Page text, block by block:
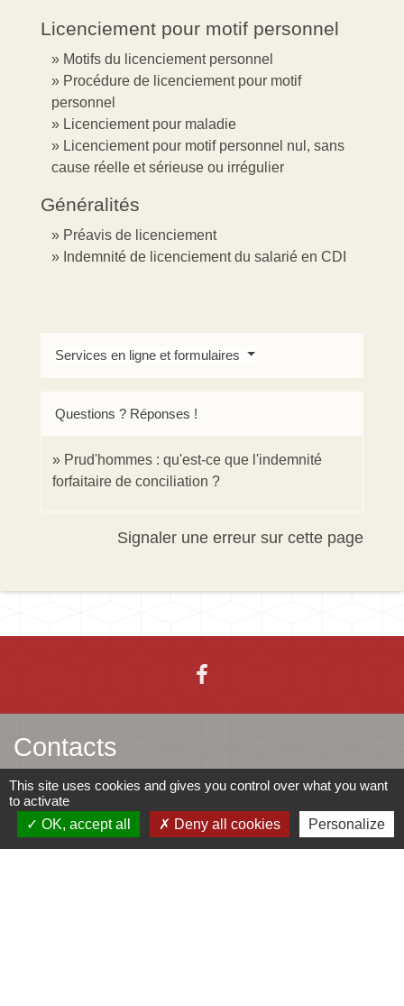
Licenciement pour motif personnel
Motifs du licenciement personnel
Procédure de licenciement pour motif
personnel
Licenciement pour maladie
Licenciement pour motif personnel nul, sans
cause réelle et sérieuse ou irrégulier
Généralités
Préavis de licenciement
Indemnité de licenciement du salarié en CDI
Services en ligne et formulaires
Questions ? Réponses !
Prud'hommes : qu'est-ce que l'indemnité
forfaitaire de conciliation ?
Signaler une erreur sur cette page
Contacts
Mairie d'Ingersheim
42 rue de la République
68040 Ingersheim - FRANCE
This site uses cookies and gives you control over what you want
to activate
OK, accept all
Deny all cookies Personalize